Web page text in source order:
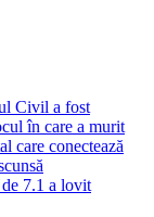
Civil a fost
în care a murit
care conectează
7.1 a lovit